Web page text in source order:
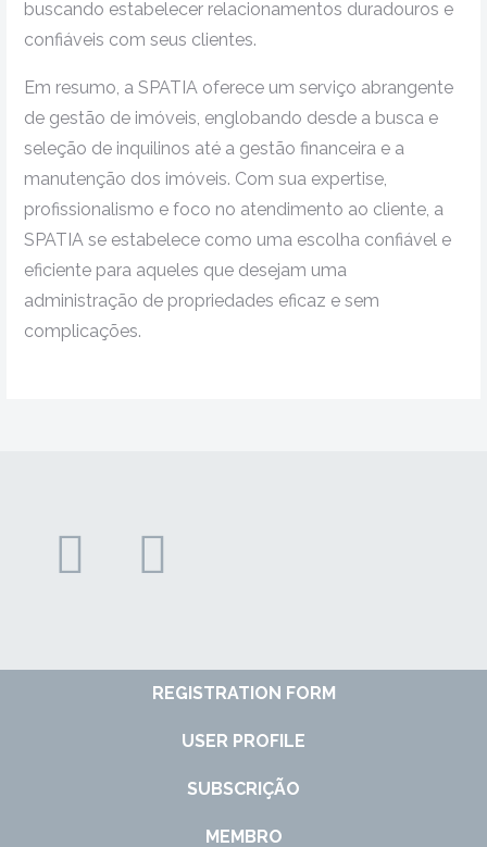
buscando estabelecer relacionamentos duradouros e
confiáveis com seus clientes.
Em resumo, a SPATIA oferece um serviço abrangente
de gestão de imóveis, englobando desde a busca e
seleção de inquilinos até a gestão financeira e a
manutenção dos imóveis. Com sua expertise,
profissionalismo e foco no atendimento ao cliente, a
SPATIA se estabelece como uma escolha confiável e
eficiente para aqueles que desejam uma
administração de propriedades eficaz e sem
complicações.
REGISTRATION FORM
USER PROFILE
SUBSCRIÇÃO
MEMBRO